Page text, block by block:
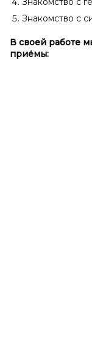
Знакомство с
В своей работе
приёмы: